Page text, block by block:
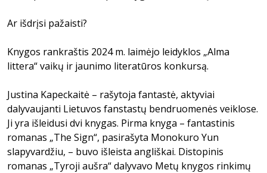
Ar išdrįsi pažaisti?
Knygos rankraštis 2024 m. laimėjo leidyklos „Alma
littera“ vaikų ir jaunimo literatūros konkursą.
Justina Kapeckaitė – rašytoja fantastė, aktyviai
dalyvaujanti Lietuvos fanstastų bendruomenės veiklose.
Ji yra išleidusi dvi knygas. Pirma knyga – fantastinis
romanas „The Sign“, pasirašyta Monokuro Yun
slapyvardžiu, – buvo išleista angliškai. Distopinis
romanas „Tyroji aušra“ dalyvavo Metų knygos rinkimų